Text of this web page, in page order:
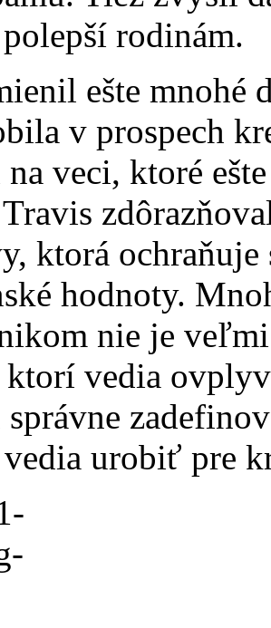
rodinám.
ešte mnohé
v prospech
veci, ktoré
ktorá
hodnoty.
nie je
vedia
správne
urobiť pre